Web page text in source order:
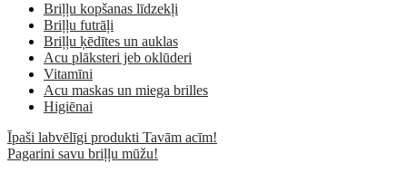
Briļļu kopšanas līdzekļi
Briļļu futrāļi
Briļļu ķēdītes un auklas
Acu plāksteri jeb oklūderi
Vitamīni
Acu maskas un miega brilles
Higiēnai
Īpaši labvēlīgi produkti Tavām acīm!
Pagarini savu briļļu mūžu!